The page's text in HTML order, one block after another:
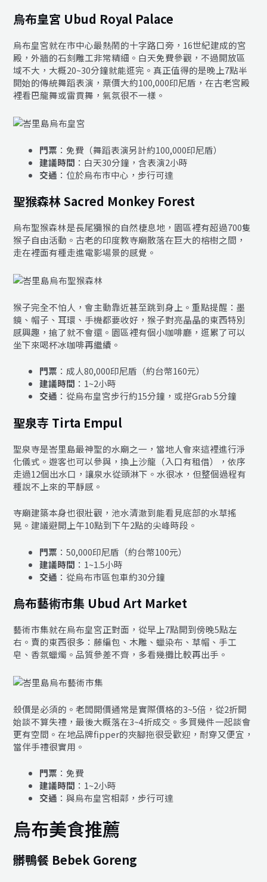
烏布皇宮 Ubud Royal Palace
烏布皇宮就在市中心最熱鬧的十字路口旁，16世紀建成的宮
殿，外牆的石刻雕工非常精細。白天免費參觀，不過開放區
域不大，大概20~30分鐘就能逛完。真正值得的是晚上7點半
開始的傳統舞蹈表演，票價大約100,000印尼盾，在古老宮殿
裡看巴龍舞或雷貢舞，氣氛很不一樣。
門票 ：免費（舞蹈表演另計約100,000印尼盾）
建議時間 ：白天30分鐘，含表演2小時
交通 ：位於烏布市中心，步行可達
聖猴森林 Sacred Monkey Forest
烏布聖猴森林是長尾獼猴的自然棲息地，園區裡有超過700隻
猴子自由活動。古老的印度教寺廟散落在巨大的榕樹之間，
走在裡面有種走進電影場景的感覺。
猴子完全不怕人，會主動靠近甚至跳到身上。重點提醒：墨
鏡、帽子、耳環、手機都要收好，猴子對亮晶晶的東西特別
感興趣，搶了就不會還。園區裡有個小咖啡廳，逛累了可以
坐下來喝杯冰咖啡再繼續。
門票 ：成人80,000印尼盾（約台幣160元）
建議時間 ：1~2小時
交通 ：從烏布皇宮步行約15分鐘，或搭Grab 5分鐘
聖泉寺 Tirta Empul
聖泉寺是峇里島最神聖的水廟之一，當地人會來這裡進行淨
化儀式。遊客也可以參與，換上沙龍（入口有租借），依序
走過12個出水口，讓泉水從頭淋下。水很冰，但整個過程有
種說不上來的平靜感。
寺廟建築本身也很壯觀，池水清澈到能看見底部的水草搖
晃。建議避開上午10點到下午2點的尖峰時段。
門票 ：50,000印尼盾（約台幣100元）
建議時間 ：1~1.5小時
交通 ：從烏布市區包車約30分鐘
烏布藝術市集 Ubud Art Market
藝術市集就在烏布皇宮正對面，從早上7點開到傍晚5點左
右。賣的東西很多：藤編包、木雕、蠟染布、草帽、手工
皂、香氛蠟燭。品質參差不齊，多看幾攤比較再出手。
殺價是必須的。老闆開價通常是實際價格的3~5倍，從2折開
始談不算失禮，最後大概落在3~4折成交。多買幾件一起談會
更有空間。在地品牌fipper的夾腳拖很受歡迎，耐穿又便宜，
當伴手禮很實用。
門票 ：免費
建議時間 ：1~2小時
交通 ：與烏布皇宮相鄰，步行可達
烏布美食推薦
髒鴨餐 Bebek Goreng